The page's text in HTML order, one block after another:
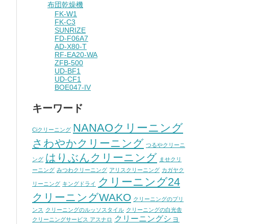
布団乾燥機
FK-W1
FK-C3
SUNRIZE
FD-F06A7
AD-X80-T
RF-EA20-WA
ZFB-500
UD-BF1
UD-CF1
BOE047-IV
キーワード
Ciクリーニング NANAOクリーニング
さわやかクリーニング つるやクリーニ
ング はりぶんクリーニング ませクリ
ーニング みつわクリーニング アリスクリーニング カガヤク
リーニング キングドライ クリーニング24
クリーニングWAKO クリーニングのプリ
ンス クリーニングのルッソスタイル クリーニングの白光舎
クリーニングサービス アスナロ
クリーニングショ